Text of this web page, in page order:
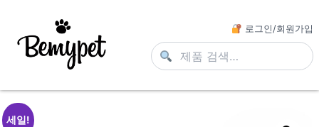
로그인/회원가입
세일!